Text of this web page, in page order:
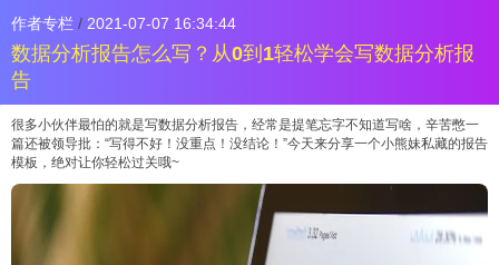
作者专栏 / 2021-07-07 16:34:44
数据分析报告怎么写？从0到1轻松学会写数据分析报
告
很多小伙伴最怕的就是写数据分析报告，经常是提笔忘字不知道写啥，辛苦憋一
篇还被领导批：“写得不好！没重点！没结论！”今天来分享一个小熊妹私藏的报告
模板，绝对让你轻松过关哦~